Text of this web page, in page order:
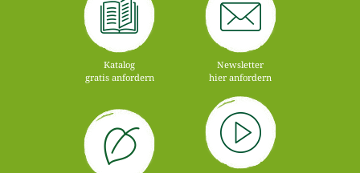
Katalog
gratis anfordern
Newsletter
hier anfordern